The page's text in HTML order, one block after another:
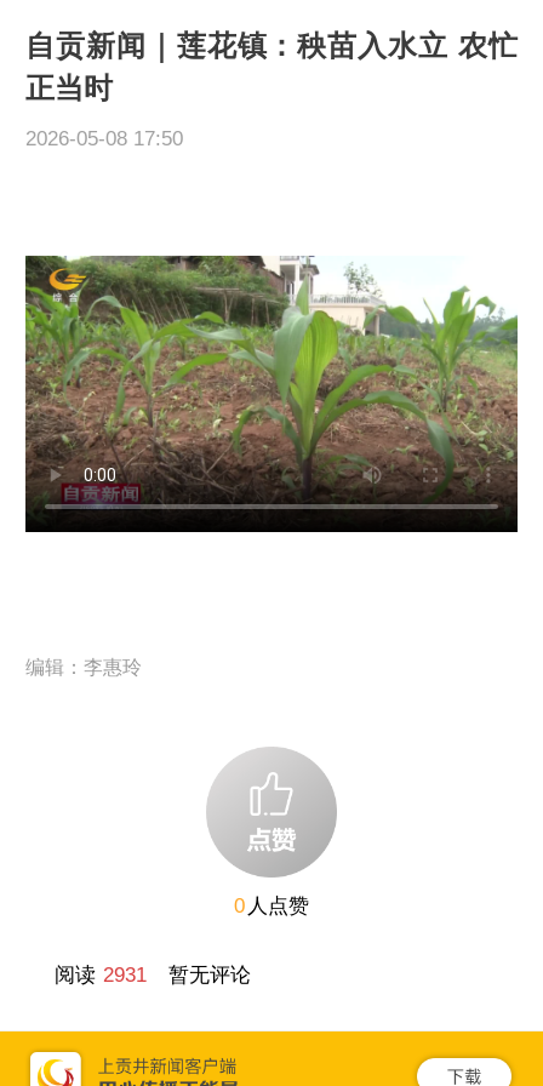
自贡新闻｜莲花镇：秧苗入水立 农忙
正当时
2026-05-08 17:50
编辑：李惠玲
0 人点赞
阅读 2931 暂无评论